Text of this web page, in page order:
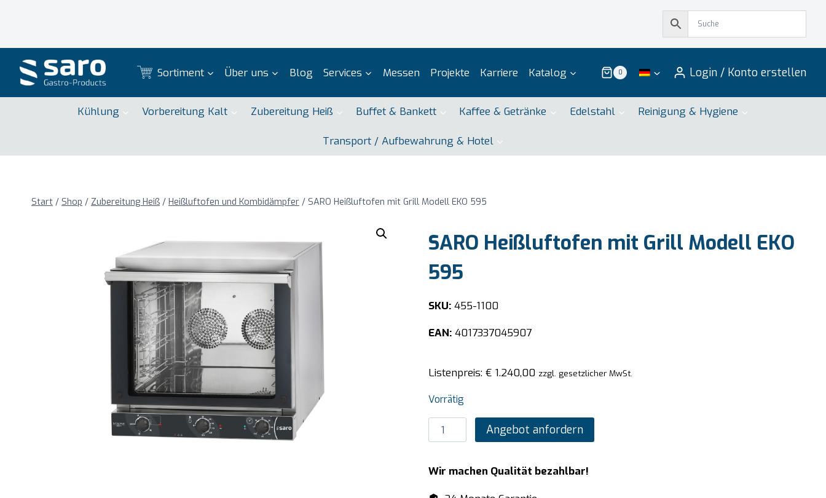
Sortiment Über uns Blog Services Messen Projekte Karriere Katalog 0 Login / Konto erstellen
Kühlung Vorbereitung Kalt Zubereitung Heiß Buffet & Bankett Kaffee & Getränke Edelstahl Reinigung & Hygiene
Transport / Aufbewahrung & Hotel
Start / Shop / Zubereitung Heiß / Heißluftofen und Kombidämpfer / SARO Heißluftofen mit Grill Modell EKO 595
SARO Heißluftofen mit Grill Modell EKO
595
SKU:455-1100
EAN:4017337045907
Listenpreis: €1.240,00 zzgl. gesetzlicher MwSt.
Vorrätig
SARO
Heißluftofen
Grill
Modell
Angebot anfordern
Wir machen Qualität bezahlbar!